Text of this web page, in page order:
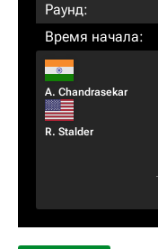
Раунд:
Время начала:
A. Chandrasekar
R. Stalder